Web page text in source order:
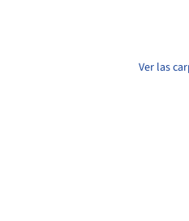
Ver las